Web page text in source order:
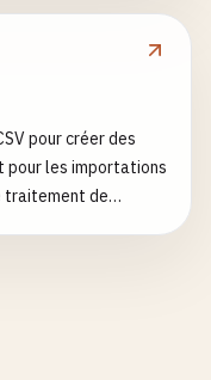
pour créer des
pour les importations
traitement de